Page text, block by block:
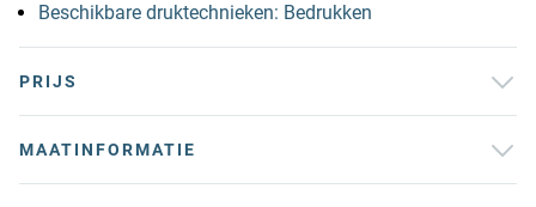
Beschikbare druktechnieken: Bedrukken
PRIJS
MAATINFORMATIE